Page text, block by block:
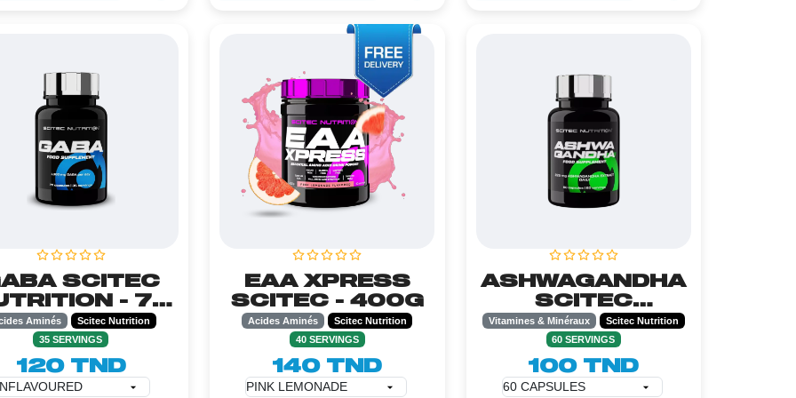
SCITEC
- 70
CAPSULES
Aminés
Scitec Nutrition
35 SERVINGS
120 TND
EAA XPRESS
SCITEC - 400G
Acides Aminés
Scitec Nutrition
40 SERVINGS
140 TND
ASHWAGANDHA
SCITEC
NUTRITION - 60
CAPSULES
Vitamines & Minéraux
Scitec Nutrition
60 SERVINGS
100 TND